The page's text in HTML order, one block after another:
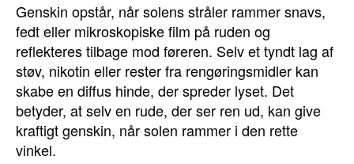
Genskin opstår, når solens stråler rammer snavs,
fedt eller mikroskopiske film på ruden og
reflekteres tilbage mod føreren. Selv et tyndt lag af
støv, nikotin eller rester fra rengøringsmidler kan
skabe en diffus hinde, der spreder lyset. Det
betyder, at selv en rude, der ser ren ud, kan give
kraftigt genskin, når solen rammer i den rette
vinkel.